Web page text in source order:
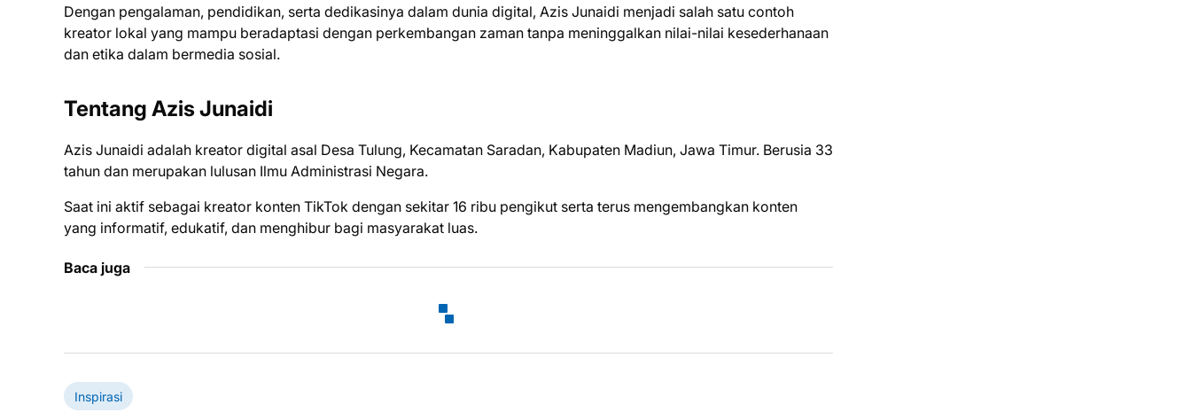
Dengan pengalaman, pendidikan, serta dedikasinya dalam dunia digital, Azis Junaidi menjadi salah satu contoh
kreator lokal yang mampu beradaptasi dengan perkembangan zaman tanpa meninggalkan nilai-nilai kesederhanaan
dan etika dalam bermedia sosial.
Tentang Azis Junaidi
Azis Junaidi adalah kreator digital asal Desa Tulung, Kecamatan Saradan, Kabupaten Madiun, Jawa Timur. Berusia 33
tahun dan merupakan lulusan Ilmu Administrasi Negara.
Saat ini aktif sebagai kreator konten TikTok dengan sekitar 16 ribu pengikut serta terus mengembangkan konten
yang informatif, edukatif, dan menghibur bagi masyarakat luas.
Baca juga
Inspirasi